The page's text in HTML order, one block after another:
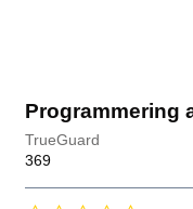
Programmering
TrueGuard
369